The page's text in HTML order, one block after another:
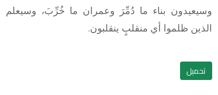
وسيعيدون بناء ما دُمِّرَ وعمران ما خُرِّبَ، وسيعلم
الذين ظلموا أي منقلبٍ ينقلبون.
تحميل